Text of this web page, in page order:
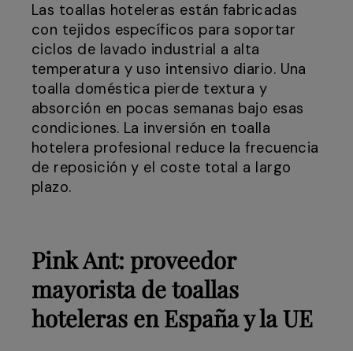
Las toallas hoteleras están fabricadas
con tejidos específicos para soportar
ciclos de lavado industrial a alta
temperatura y uso intensivo diario. Una
toalla doméstica pierde textura y
absorción en pocas semanas bajo esas
condiciones. La inversión en toalla
hotelera profesional reduce la frecuencia
de reposición y el coste total a largo
plazo.
Pink Ant: proveedor
mayorista de toallas
hoteleras en España y la UE